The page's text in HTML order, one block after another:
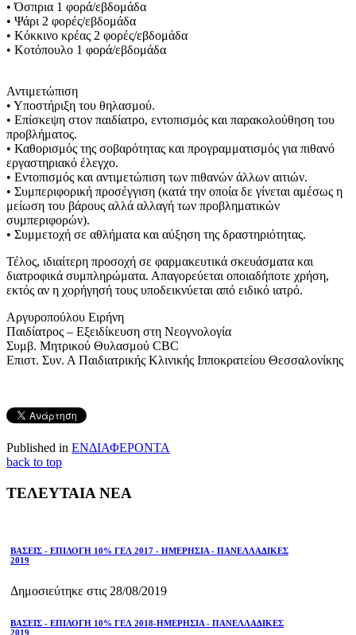
• Όσπρια 1 φορά/εβδομάδα
• Ψάρι 2 φορές/εβδομάδα
• Κόκκινο κρέας 2 φορές/εβδομάδα
• Κοτόπουλο 1 φορά/εβδομάδα
Αντιμετώπιση
• Υποστήριξη του θηλασμού.
• Επίσκεψη στον παιδίατρο, εντοπισμός και παρακολούθηση του
προβλήματος.
• Καθορισμός της σοβαρότητας και προγραμματισμός για πιθανό
εργαστηριακό έλεγχο.
• Εντοπισμός και αντιμετώπιση των πιθανών άλλων αιτιών.
• Συμπεριφορική προσέγγιση (κατά την οποία δε γίνεται αμέσως η
μείωση του βάρους αλλά αλλαγή των προβληματικών
συμπεριφορών).
• Συμμετοχή σε αθλήματα και αύξηση της δραστηριότητας.
Τέλος, ιδιαίτερη προσοχή σε φαρμακευτικά σκευάσματα και
διατροφικά συμπληρώματα. Απαγορεύεται οποιαδήποτε χρήση,
εκτός αν η χορήγησή τους υποδεικνύεται από ειδικό ιατρό.
Αργυροπούλου Ειρήνη
Παιδίατρος – Εξειδίκευση στη Νεογνολογία
Συμβ. Μητρικού Θυλασμού CBC
Επιστ. Συν. Α Παιδιατρικής Κλινικής Ιπποκρατείου Θεσσαλονίκης
Published in ΕΝΔΙΑΦΕΡΟΝΤΑ
back to top
ΤΕΛΕΥΤΑΙΑ ΝΕΑ
ΒΑΣΕΙΣ - ΕΠΙΛΟΓΗ 10% ΓΕΛ 2017 - ΗΜΕΡΗΣΙΑ - ΠΑΝΕΛΛΑΔΙΚΕΣ
2019
Δημοσιεύτηκε στις 28/08/2019
ΒΑΣΕΙΣ - ΕΠΙΛΟΓΗ 10% ΓΕΛ 2018-ΗΜΕΡΗΣΙΑ - ΠΑΝΕΛΛΑΔΙΚΕΣ
2019